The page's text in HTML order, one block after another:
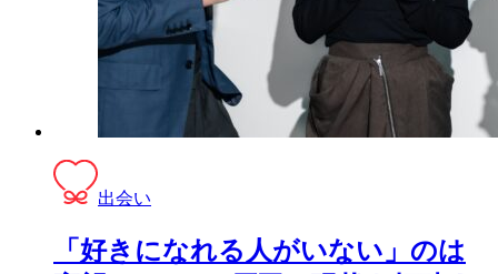
出会い
「好きになれる人がいない」のは